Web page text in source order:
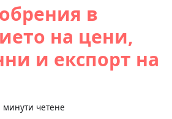
в
на цени,
и експорт на
минути четене